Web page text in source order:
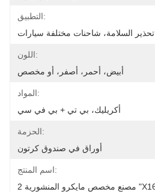
التطبيق:
تحذير السلامة، شاحنات مختلفة سيارات
اللون:
أبيض، أحمر، أصفر، أو مخصص
المواد:
أكريليك، بي تي + بي في سي
الحزمة:
أوراق في صندوق كرتون
اسم المنتج:
مصنع مخصص مايكرو المنشورية 2 "X160ft ECE شريط عاكس